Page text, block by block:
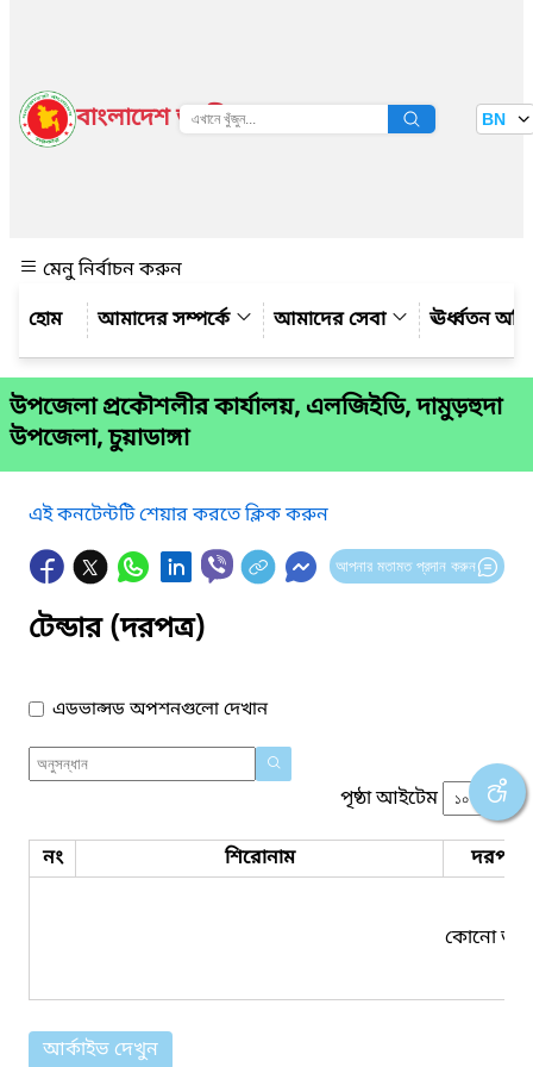
বাংলাদেশ জাতীয় তথ্য বাতায়ন BN
মেনু নির্বাচন করুন
আমাদের সম্পর্কে
আমাদের সেবা ঊর্ধ্বতন
উপজেলা প্রকৌশলীর কার্যালয়, এলজিইডি, দামুড়হুদা
উপজেলা, চুয়াডাঙ্গা
এই কনটেন্টটি শেয়ার করতে ক্লিক করুন
আপনার মতামত প্রদান করুন
টেন্ডার (দরপত্র)
এডভান্সড অপশনগুলো দেখান
পৃষ্ঠা আইটেম
নং শিরোনাম দরপত্র
কোনো তথ্য
আর্কাইভ দেখুন